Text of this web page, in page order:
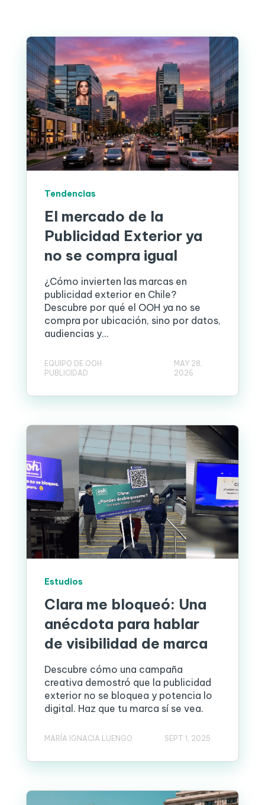
Tendencias
El mercado de la
Publicidad Exterior ya
no se compra igual
¿Cómo invierten las marcas en
publicidad exterior en Chile?
Descubre por qué el OOH ya no se
compra por ubicación, sino por datos,
audiencias y...
EQUIPO DE OOH
PUBLICIDAD
MAY 28,
2026
Estudios
Clara me bloqueó: Una
anécdota para hablar
de visibilidad de marca
Descubre cómo una campaña
creativa demostró que la publicidad
exterior no se bloquea y potencia lo
digital. Haz que tu marca sí se vea.
MARÍA IGNACIA LUENGO SEPT 1, 2025